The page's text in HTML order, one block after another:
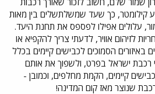
קילומטר, כך שעד שמשלתשלים בין מאות
עלולים אפילו לפספס את תחנת היעד.
לזיהום אוויר, לדעתי צריך להקפיא או
הסמוכים לכבישים קיימים בכלל
רכבת ישראל בפרט, ולשפוך את אותם
קיימים, הקמת מחלפים, וכמובן -
שנוצר מאז קום המדינה!